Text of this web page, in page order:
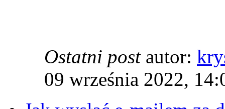
Ostatni post autor:
09 września 2022,